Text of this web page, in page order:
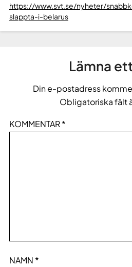
https://www.svt.se/nyheter/
slappta-i-belarus
Lämna
Din e-postadress
Obligatoriska fält
KOMMENTAR*
NAMN *